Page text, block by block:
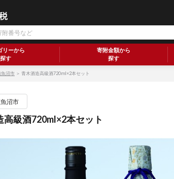
リーから
探す
寄附金額から
探す
魚沼市 ＞ 青木酒造高級酒720ml×2本セット
沼市
高級酒720ml×2本セット